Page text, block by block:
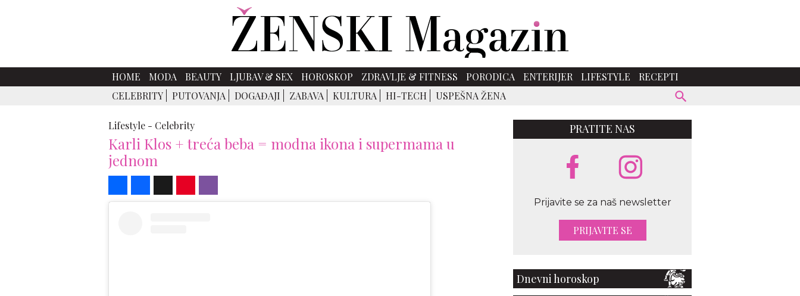
HOME MODA BEAUTY LJUBAV & SEX HOROSKOP ZDRAVLJE & FITNESS PORODICA ENTERIJER LIFESTYLE
RECEPTI
CELEBRITY
PUTOVANJA DOGAĐAJI ZABAVA KULTURA HI-TECH USPEŠNA ŽENA
Lifestyle - Celebrity
Karli Klos + treća beba = modna ikona i supermama u
jednom
PRATITE NAS
Prijavite se za naš newsletter
PRIJAVITE SE
Dnevni horoskop